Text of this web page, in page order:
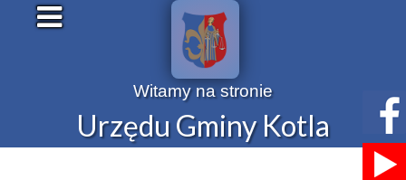
Witamy na stronie
Urzędu Gminy Kotla